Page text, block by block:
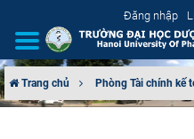
Đăng nhập
Trang chủ Phòng Tài chính kế